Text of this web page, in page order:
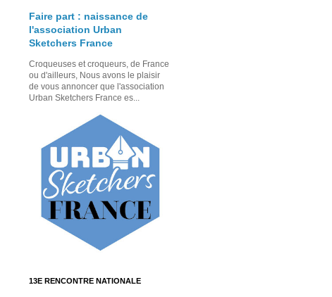
Faire part : naissance de
l'association Urban
Sketchers France
Croqueuses et croqueurs, de France
ou d'ailleurs, Nous avons le plaisir
de vous annoncer que l'association
Urban Sketchers France es...
13E RENCONTRE NATIONALE